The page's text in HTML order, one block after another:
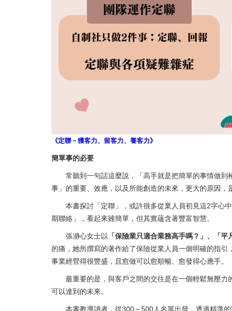
《定聯－獲客力、留客力、養客力》
簡單事的必要
常聽到一句話這麼說，「高手就是把簡單的事情做到
事」的重要、效應，以及所能創造的未來，更大的原因，
本書探討「定聯」，或許很多從業人員初見這2字心中
期聯絡」，看起來雖簡單，但其實蘊含著豐富智慧。
張瀞心女士以 「保險業只適合業務高手嗎？」、「
的痛，她所撰寫的著作給了保險從業人員一個明確的指
事業經營得很豐盛，且愈做可以愈順暢、愈發得心應手。
最重要的是，與客戶之間的交往是在一個輕鬆無壓力
可以達到的未來。
本書教導讀者，從300～500人名單出發，透過精準的